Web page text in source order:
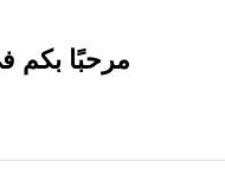
مرحبًا بكم